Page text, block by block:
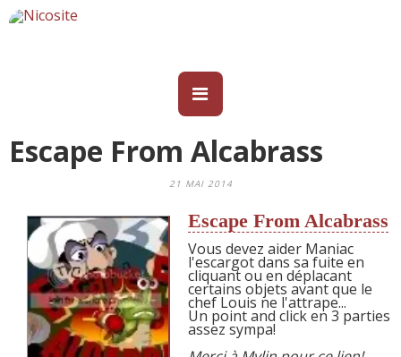
Escape From Alcabrass
21 MAI 2014
Escape From Alcabrass
Vous devez aider Maniac
l'escargot dans sa fuite en
cliquant ou en déplacant
certains objets avant que le
chef Louis ne l'attrape...
Un point and click en 3 parties
assez sympa!